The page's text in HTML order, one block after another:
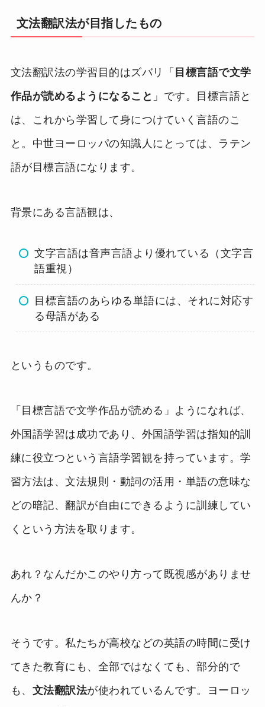
文法翻訳法が目指したもの
文法翻訳法の学習目的はズバリ「 目標言語で文学
作品が読めるようになること 」です。目標言語と
は、これから学習して身につけていく言語のこ
と。中世ヨーロッパの知識人にとっては、ラテン
語が目標言語になります。
背景にある言語観は、
文字言語は音声言語より優れている（文字言
語重視）
目標言語のあらゆる単語には、それに対応す
る母語がある
というものです。
「目標言語で文学作品が読める」ようになれば、
外国語学習は成功であり、外国語学習は指知的訓
練に役立つという言語学習観を持っています。学
習方法は、文法規則・動詞の活用・単語の意味な
どの暗記、翻訳が自由にできるように訓練してい
くという方法を取ります。
あれ？なんだかこのやり方って既視感がありませ
んか？
そうです。私たちが高校などの英語の時間に受け
てきた教育にも、全部ではなくても、部分的で
も、 文法翻訳法が使われているんです。ヨーロッ